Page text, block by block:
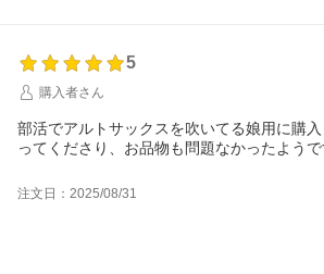
5
購入者さん
部活でアルトサックスを吹いてる娘用に購
ってくださり、お品物も問題なかったようで
注文日：2025/08/31